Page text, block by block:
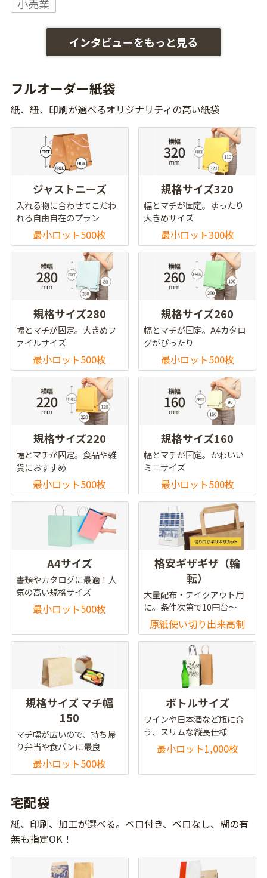
小売業
インタビューをもっと見る
フルオーダー紙袋
紙、紐、印刷が選べるオリジナリティの高い紙袋
ジャストニーズ
入れる物に合わせてこだわ
れる自由自在のプラン
最小ロット500枚
規格サイズ320
幅とマチが固定。ゆったり
大きめサイズ
最小ロット300枚
規格サイズ280
幅とマチが固定。大きめフ
ァイルサイズ
最小ロット500枚
規格サイズ260
幅とマチが固定。A4カタロ
グがぴったり
最小ロット500枚
規格サイズ220
幅とマチが固定。食品や雑
貨におすすめ
最小ロット500枚
規格サイズ160
幅とマチが固定。かわいい
ミニサイズ
最小ロット500枚
A4サイズ
書類やカタログに最適！人
気の高い規格サイズ
最小ロット500枚
格安ギザギザ（輪
転）
大量配布・テイクアウト用
に。条件次第で10円台～
原紙使い切り出来高制
規格サイズ マチ幅
150
マチ幅が広いので、持ち帰
り弁当や食パンに最良
最小ロット500枚
ボトルサイズ
ワインや日本酒など瓶に合
う、スリムな縦長仕様
最小ロット1,000枚
宅配袋
紙、印刷、加工が選べる。ベロ付き、ベロなし、糊の有
無も指定OK！